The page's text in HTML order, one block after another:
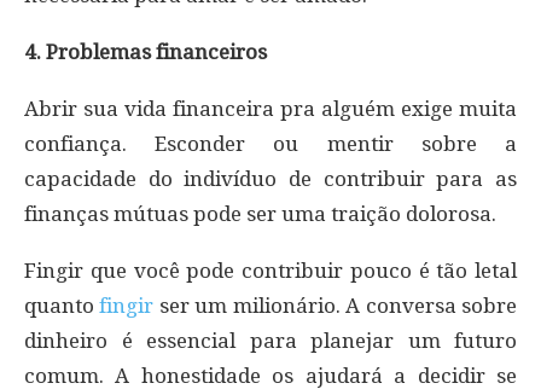
4. Problemas financeiros
Abrir sua vida financeira pra alguém exige muita
confiança. Esconder ou mentir sobre a
capacidade do indivíduo de contribuir para as
finanças mútuas pode ser uma traição dolorosa.
Fingir que você pode contribuir pouco é tão letal
quantofingir ser um milionário. A conversa sobre
dinheiro é essencial para planejar um futuro
comum. A honestidade os ajudará a decidir se